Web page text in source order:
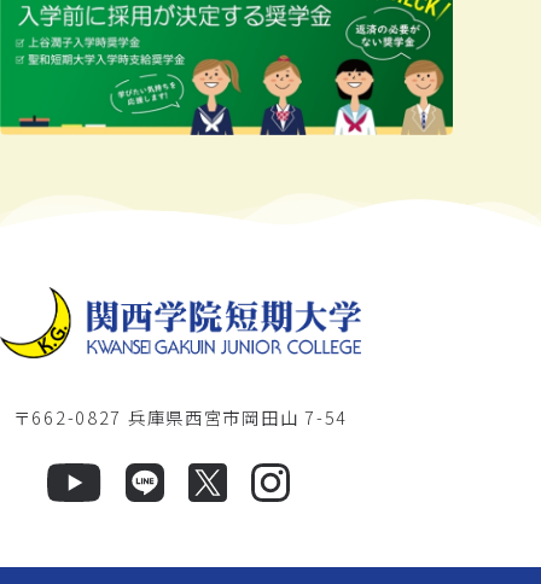
〒662-0827 兵庫県西宮市岡田山 7-54